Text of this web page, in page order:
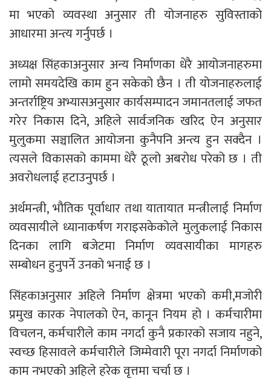
मा भएको व्यवस्था अनुसार ती योजनाहरु सुविस्ताको
आधारमा अन्त्य गर्नुपर्छ ।
अध्यक्ष सिंहकाअनुसार अन्य निर्माणका धेरै आयोजनाहरुमा
लामो समयदेखि काम हुन सकेको छैन । ती योजनाहरुलाई
अन्तर्राष्ट्रिय अभ्यासअनुसार कार्यसम्पादन जमानतलाई जफत
गरेर निकास दिने, अहिले सार्वजनिक खरिद ऐन अनुसार
मुलुकमा सञ्चालित आयोजना कुनैपनि अन्त्य हुन सक्दैन ।
त्यसले विकासको काममा धेरै ठूलो अबरोध परेको छ । ती
अवरोधलाई हटाउनुपर्छ ।
अर्थमन्त्री, भौतिक पूर्वाधार तथा यातायात मन्त्रीलाई निर्माण
व्यवसायीले ध्यानाकर्षण गराइसकेकोले मुलुकलाई निकास
दिनका लागि बजेटमा निर्माण व्यवसायीका मागहरु
सम्बोधन हुनुपर्ने उनको भनाई छ ।
सिंहकाअनुसार अहिले निर्माण क्षेत्रमा भएको कमी,मजोरी
प्रमुख कारक नेपालको ऐन, कानून नियम हो । कर्मचारीमा
विचलन, कर्मचारीले काम नगर्दा कुनै प्रकारको सजाय नहुने,
स्वच्छ हिसावले कर्मचारीले जिम्मेवारी पूरा नगर्दा निर्माणको
काम नभएको अहिले हरेक वृत्तमा चर्चा छ ।